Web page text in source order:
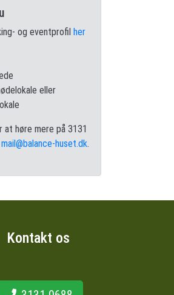
og eventprofil her
eller
høre mere på 3131
mail@balance-huset.dk.
Kontakt os